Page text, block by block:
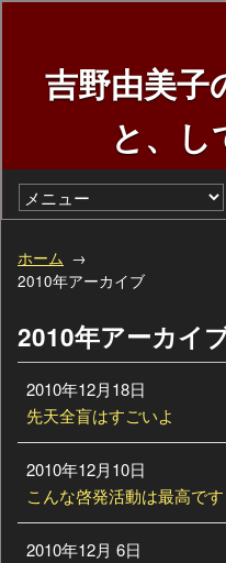
吉野由美子
と、し
ホーム
2010年アーカイブ
2010年アーカイ
2010年12月18日
先天全盲はすごいよ
2010年12月10日
こんな啓発活動は最高です
2010年12月 6日